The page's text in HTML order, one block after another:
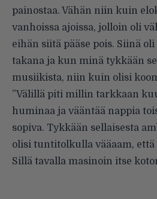
painostaa. Vähän niin kuin
vanhoissa ajoissa, jolloin oli
eihän siitä pääse pois. Siinä oli
takana ja kun minä tykkään
musiikista, niin kuin olisi
”Välillä piti millin tarkkaan
huminaa ja vääntää nappia
sopiva. Tykkään sellaisesta
olisi tuntitolkulla vääaam,
Sillä tavalla masinoin itse